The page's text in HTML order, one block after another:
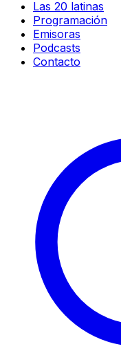
Las 20 latinas
Programación
Emisoras
Podcasts
Contacto